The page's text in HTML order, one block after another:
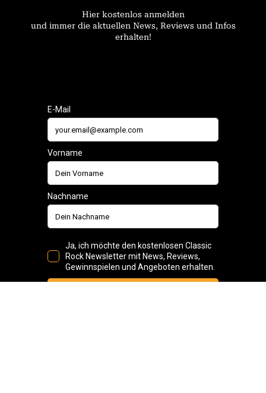
Hier kostenlos anmelden
und immer die aktuellen News, Reviews und Infos
erhalten!